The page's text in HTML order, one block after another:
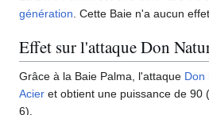
génération . Cette Baie n'a aucun
Effet sur l'attaque Don
Grâce à la Baie Palma, l'attaque Don
Acier et obtient une puissance de 90
6).